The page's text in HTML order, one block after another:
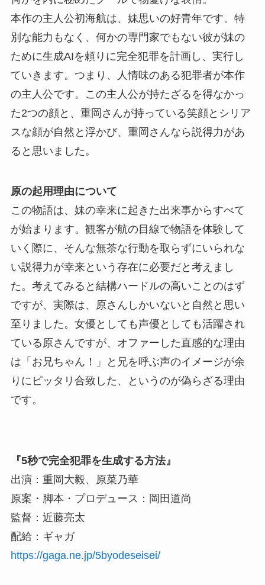
本作の主人公初海航は、妹思いの好青年です。特
別な能力もなく、何かの専門家でもない彼が妹の
ために生成AIを頼りに完全犯罪を計画し、実行し
ていきます。つまり、人情味のある犯罪者が本作
の主人公です。この主人公が持たざるを得なかっ
た2つの顔と、重岡さんが持っている笑顔とシリア
スな顔が自然と浮かび、重岡さんなら説得力があ
ると思いました。
原の起用理由について
この物語は、妹の幸来に起きた出来事からすべて
が始まります。観客が航の目線で物語を体験して
いく際に、そんな無茶な行動を取らずにいられな
い説得力が幸来という存在に必要だと考えまし
た。考えてみると結構ハードルの高いことのはず
ですが、実際は、原さんしかいないと自然と思い
至りました。女優としても声優としても活躍され
ている原さんですが、オファーした直感的な理由
は「お兄ちゃん！」と兄を呼ぶ声のイメージが余
りにピッタリ合致した、というのが偽らざる理由
です。
『5秒で完全犯罪を生成する方法』
出演：重岡大毅、原菜乃華
原案・脚本・プロデュース：岡田道尚
監督：近藤亮太
配給：ギャガ
https://gaga.ne.jp/5byodeseisei/